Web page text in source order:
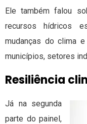
Ele também falou
recursos hídricos
mudanças do clima
municípios, setores
Resiliência
Já na segunda
parte do painel,